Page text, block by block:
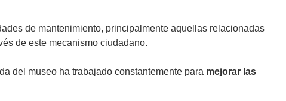
de mantenimiento, principalmente aquellas relacionadas
de este mecanismo ciudadano.
del museo ha trabajado constantemente para mejorar las